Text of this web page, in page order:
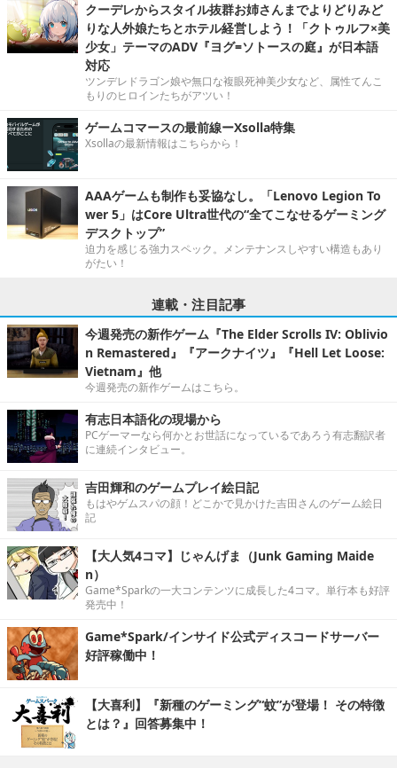
クーデレからスタイル抜群お姉さんまでよりどりみど
りな人外娘たちとホテル経営しよう！「クトゥルフ×美
少女」テーマのADV『ヨグ=ソトースの庭』が日本語
対応
ツンデレドラゴン娘や無口な複眼死神美少女など、属性てんこ
もりのヒロインたちがアツい！
ゲームコマースの最前線ーXsolla特集
Xsollaの最新情報はこちらから！
AAAゲームも制作も妥協なし。「Lenovo Legion To
wer 5」はCore Ultra世代の“全てこなせるゲーミング
デスクトップ”
迫力を感じる強力スペック。メンテナンスしやすい構造もあり
がたい！
連載・注目記事
今週発売の新作ゲーム『The Elder Scrolls IV: Oblivio
n Remastered』『アークナイツ』『Hell Let Loose:
Vietnam』他
今週発売の新作ゲームはこちら。
有志日本語化の現場から
PCゲーマーなら何かとお世話になっているであろう有志翻訳者
に連続インタビュー。
吉田輝和のゲームプレイ絵日記
もはやゲムスパの顔！どこかで見かけた吉田さんのゲーム絵日
記
【大人気4コマ】じゃんげま（Junk Gaming Maide
n）
Game*Sparkの一大コンテンツに成長した4コマ。単行本も好評
発売中！
Game*Spark/インサイド公式ディスコードサーバー
好評稼働中！
【大喜利】『新種のゲーミング“蚊”が登場！ その特徴
とは？』回答募集中！